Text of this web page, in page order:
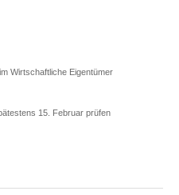
Wirtschaftliche Eigentümer
15. Februar prüfen